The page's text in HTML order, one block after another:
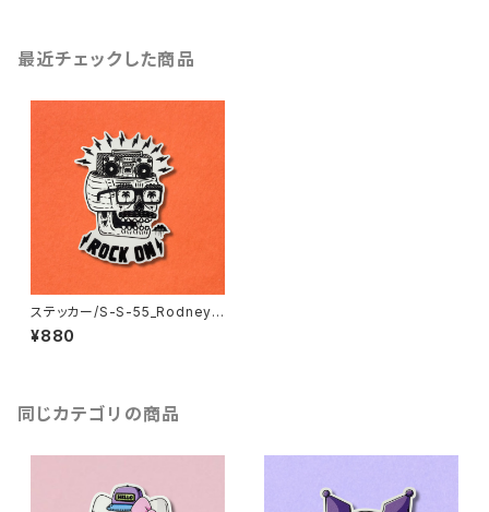
最近チェックした商品
ステッカー/S-S-55_Rodney t
he Rocker
¥880
同じカテゴリの商品